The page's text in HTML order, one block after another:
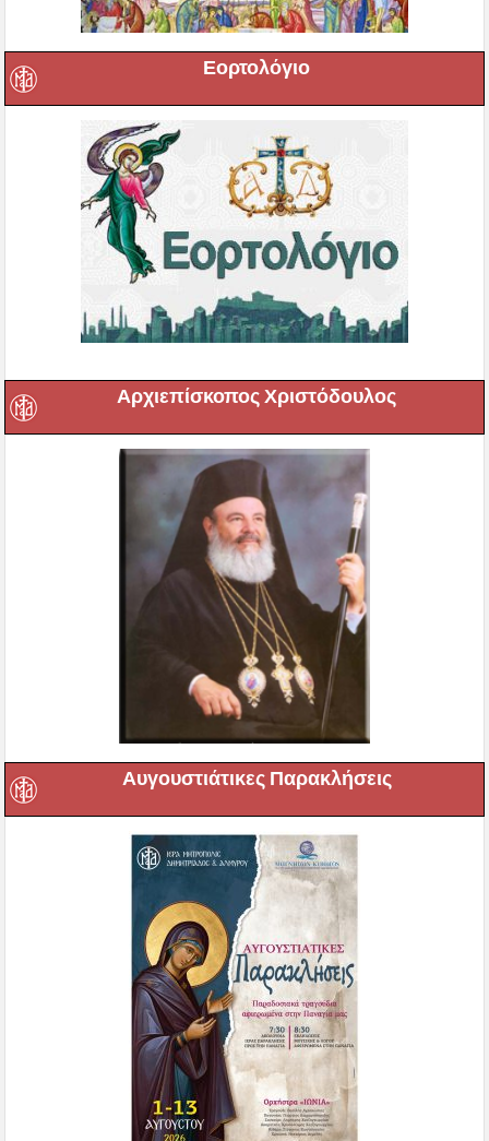
Εορτολόγιο
Αρχιεπίσκοπος Χριστόδουλος
Αυγουστιάτικες Παρακλήσεις